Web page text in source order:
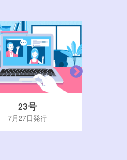
23号
7月27日発行